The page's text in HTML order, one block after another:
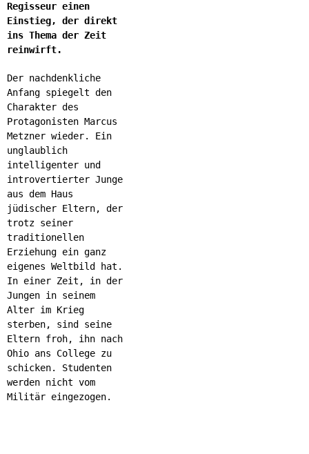
Regisseur einen
Einstieg, der direkt
ins Thema der Zeit
reinwirft.
Der nachdenkliche
Anfang spiegelt den
Charakter des
Protagonisten Marcus
Metzner wieder. Ein
unglaublich
intelligenter und
introvertierter Junge
aus dem Haus
jüdischer Eltern, der
trotz seiner
traditionellen
Erziehung ein ganz
eigenes Weltbild hat.
In einer Zeit, in der
Jungen in seinem
Alter im Krieg
sterben, sind seine
Eltern froh, ihn nach
Ohio ans College zu
schicken. Studenten
werden nicht vom
Militär eingezogen.